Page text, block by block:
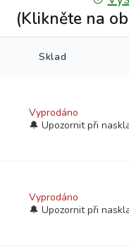
(Klikněte na
Sklad
Vyprodáno
Vyprodáno